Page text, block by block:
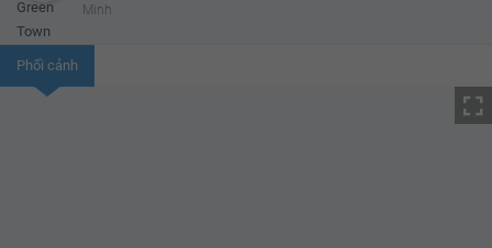
Minh
Phối cảnh